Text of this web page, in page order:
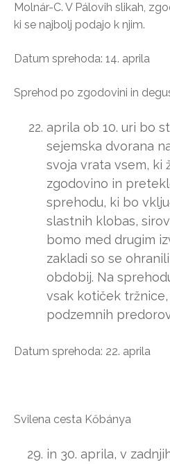
Molnár-C. V Pálovih slikah,
ki se najbolj podajo k njim.
Datum sprehoda: 14. aprila
Sprehod po zgodovini in
aprila ob 10. uri bo
sejemska dvorana
svoja vrata vsem, ki
zgodovino in
sprehodu, ki bo
slastnih klobas,
bomo med drugim
zakladi so se
obdobij. Na
vsak kotiček
podzemnih
Datum sprehoda: 22. aprila
Svilena cesta Kőbánya
in 30. aprila, v